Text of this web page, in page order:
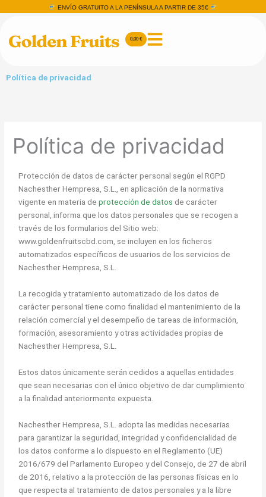
ENVÍO GRATUITO A LA PENÍNSULA A PARTIR DE 35€
0,00€Carrito
Política de privacidad
Política de privacidad
Protección de datos de carácter personal según el RGPD
Nachesther Hempresa, S.L., en aplicación de la normativa
vigente en materia deprotección de datos de carácter
personal, informa que los datos personales que se recogen a
través de los formularios del Sitio web:
www.goldenfruitscbd.com, se incluyen en los ficheros
automatizados específicos de usuarios de los servicios de
Nachesther Hempresa, S.L.
La recogida y tratamiento automatizado de los datos de
carácter personal tiene como finalidad el mantenimiento de la
relación comercial y el desempeño de tareas de información,
formación, asesoramiento y otras actividades propias de
Nachesther Hempresa, S.L.
Estos datos únicamente serán cedidos a aquellas entidades
que sean necesarias con el único objetivo de dar cumplimiento
a la finalidad anteriormente expuesta.
Nachesther Hempresa, S.L. adopta las medidas necesarias
para garantizar la seguridad, integridad y confidencialidad de
los datos conforme a lo dispuesto en el Reglamento (UE)
2016/679 del Parlamento Europeo y del Consejo, de 27 de abril
de 2016, relativo a la protección de las personas físicas en lo
que respecta al tratamiento de datos personales y a la libre